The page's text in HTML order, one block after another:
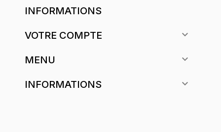
INFORMATIONS
VOTRE COMPTE 
MENU 
INFORMATIONS 